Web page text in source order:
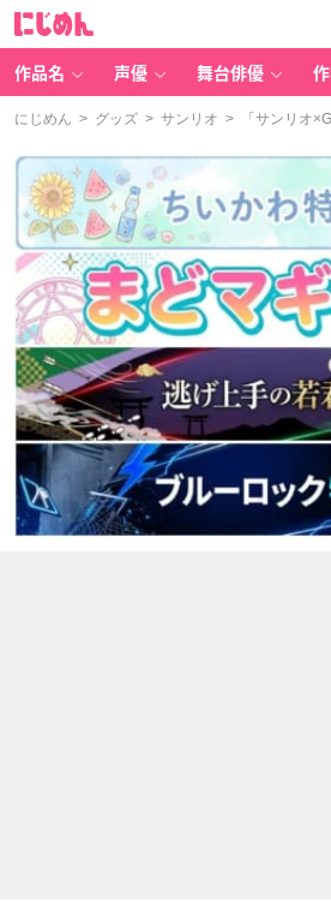
作品名 声優 舞台俳優
にじめん > グッズ > サンリオ > 「サンリオ